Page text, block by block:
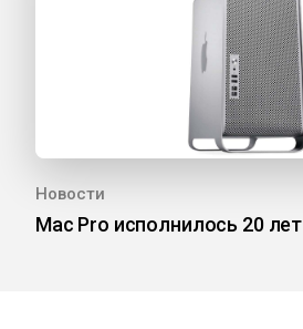
Новости
Mac Pro исполнилось 20 лет